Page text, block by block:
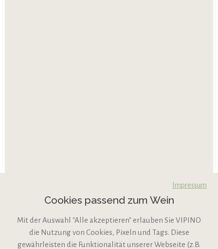
Impressum
Cookies passend zum Wein
Mit der Auswahl "Alle akzeptieren" erlauben Sie VIPINO
die Nutzung von Cookies, Pixeln und Tags. Diese
gewährleisten die Funktionalität unserer Webseite (z.B.